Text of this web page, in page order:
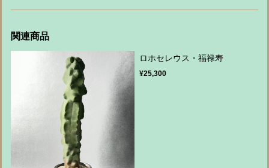
関連商品
ロホセレウス・福禄寿
¥25,300